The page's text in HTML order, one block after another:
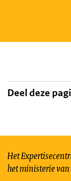
Deel deze
Het
het ministerie